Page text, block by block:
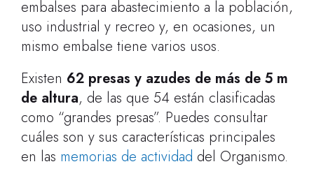
embalses para abastecimiento a la población,
uso industrial y recreo y, en ocasiones, un
mismo embalse tiene varios usos.
Existen 62 presas y azudes de más de 5 m
de altura, de las que 54 están clasificadas
como “grandes presas”. Puedes consultar
cuáles son y sus características principales
en las memorias de actividad del Organismo.